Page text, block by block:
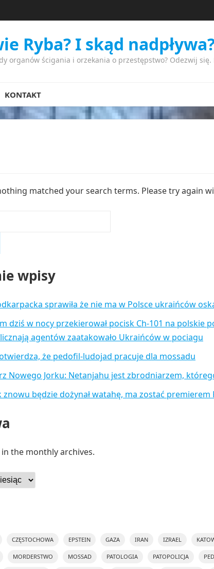
Ryba? I skąd
organów ścigania i orzekania o przestępstwo? Odezwij
KONTAKT
matched your search terms. Please try again
wpisy
sprawiła że nie ma w Polsce ukraińców
dziś w nocy przekierował pocisk Ch-101 na polskie
agentów zaatakowało Ukraińców w pociagu
że pedofil-ludojad pracuje dla mossadu
Nowego Jorku: Netanjahu jest zbrodniarzem,
znowu będzie dożynał watahę, ma zostać premierem
the monthly archives.
CZĘSTOCHOWA EPSTEIN GAZA IRAN IZRAEL
MORDERSTWO MOSSAD PATOLOGIA PATOPOLICJA